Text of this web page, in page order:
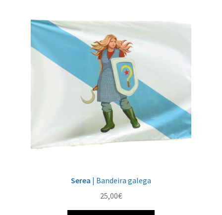
opcións
elixir
produto
Serea | Bandeira galega
25,00€